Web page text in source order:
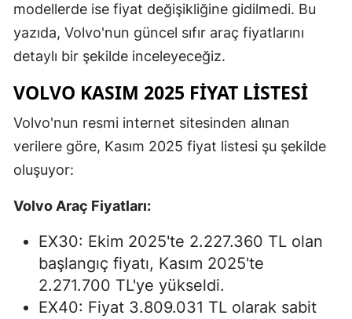
modellerde ise fiyat değişikliğine gidilmedi. Bu
yazıda, Volvo'nun güncel sıfır araç fiyatlarını
detaylı bir şekilde inceleyeceğiz.
VOLVO KASIM 2025 FIYAT LISTESI
Volvo'nun resmi internet sitesinden alınan
verilere göre, Kasım 2025 fiyat listesi şu şekilde
oluşuyor:
Volvo Araç Fiyatları:
EX30: Ekim 2025'te 2.227.360 TL olan
başlangıç fiyatı, Kasım 2025'te
2.271.700 TL'ye yükseldi.
EX40: Fiyat 3.809.031 TL olarak sabit